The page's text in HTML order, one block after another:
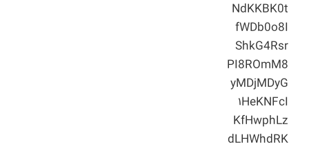
NdKKBK0t
fWDb0o8I
ShkG4Rsr
PI8ROmM8
yMDjMDyG
۱HeKNFcI
KfHwphLz
dLHWhdRK